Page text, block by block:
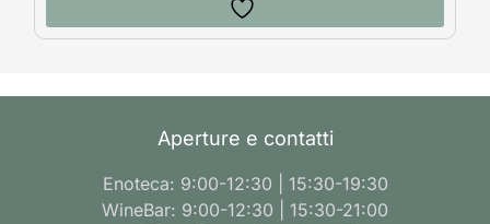
Aperture e contatti
Enoteca: 9:00-12:30 | 15:30-19:30
WineBar: 9:00-12:30 | 15:30-21:00